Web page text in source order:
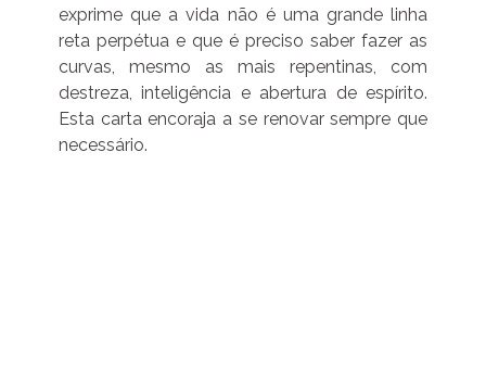
exprime que a vida não é uma grande linha
reta perpétua e que é preciso saber fazer as
curvas, mesmo as mais repentinas, com
destreza, inteligência e abertura de espírito.
Esta carta encoraja a se renovar sempre que
necessário.